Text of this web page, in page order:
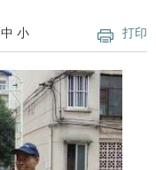
打印
中 小